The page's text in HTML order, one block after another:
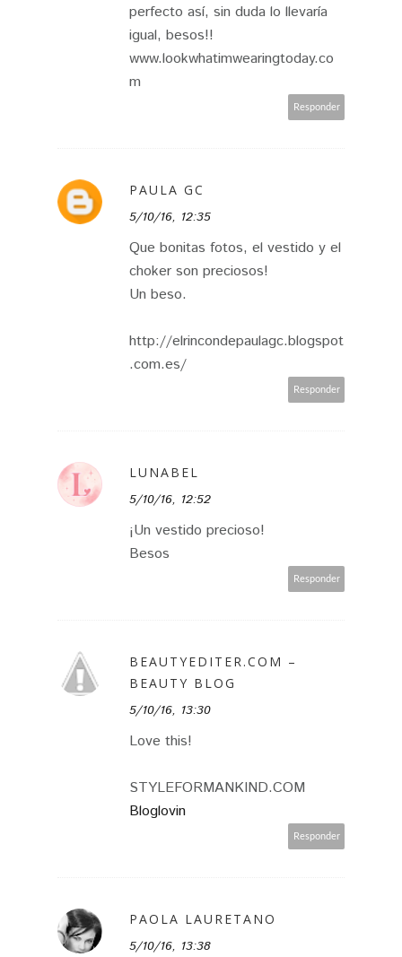
perfecto así, sin duda lo llevaría
igual, besos!!
www.lookwhatimwearingtoday.co
m
Responder
PAULA GC
5/10/16, 12:35
Que bonitas fotos, el vestido y el
choker son preciosos!
Un beso.
http://elrincondepaulagc.blogspot
.com.es/
Responder
LUNABEL
5/10/16, 12:52
¡Un vestido precioso!
Besos
Responder
BEAUTYEDITER.COM –
BEAUTY BLOG
5/10/16, 13:30
Love this!
STYLEFORMANKIND.COM
Bloglovin
Responder
PAOLA LAURETANO
5/10/16, 13:38